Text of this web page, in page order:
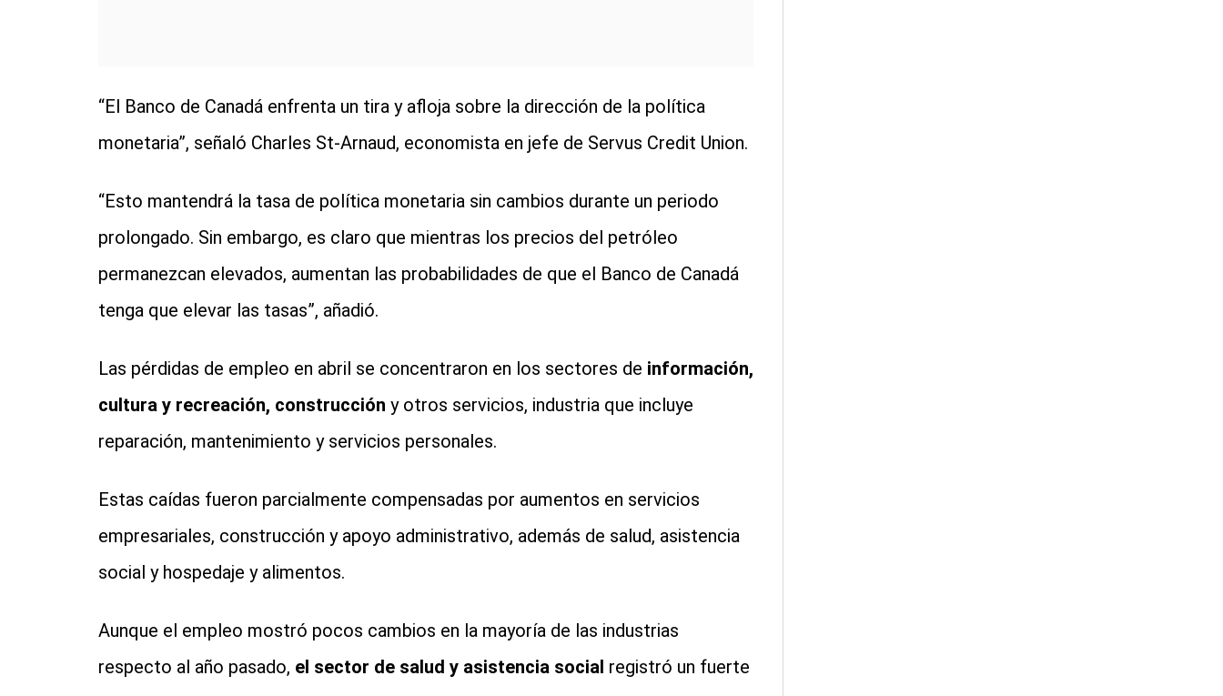
“El Banco de Canadá enfrenta un tira y afloja sobre la dirección de la política
monetaria”, señaló Charles St-Arnaud, economista en jefe de Servus Credit Union.
“Esto mantendrá la tasa de política monetaria sin cambios durante un periodo
prolongado. Sin embargo, es claro que mientras los precios del petróleo
permanezcan elevados, aumentan las probabilidades de que el Banco de Canadá
tenga que elevar las tasas”, añadió.
Las pérdidas de empleo en abril se concentraron en los sectores de información,
cultura y recreación, construcción y otros servicios, industria que incluye
reparación, mantenimiento y servicios personales.
Estas caídas fueron parcialmente compensadas por aumentos en servicios
empresariales, construcción y apoyo administrativo, además de salud, asistencia
social y hospedaje y alimentos.
Aunque el empleo mostró pocos cambios en la mayoría de las industrias
respecto al año pasado, el sector de salud y asistencia social registró un fuerte